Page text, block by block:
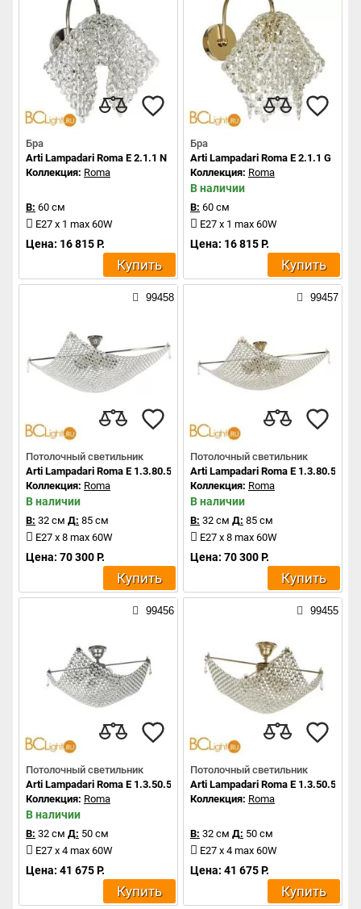
Бра
Arti Lampadari Roma E 2.1.1 N
Коллекция: Roma
В: 60 см
E27 x 1 max 60W
Цена: 16 815 Р.
Купить
Бра
Arti Lampadari Roma E 2.1.1 G
Коллекция: Roma
В наличии
В: 60 см
E27 x 1 max 60W
Цена: 16 815 Р.
Купить
99458
Потолочный светильник
Arti Lampadari Roma E 1.3.80.501 N
Коллекция: Roma
В наличии
В: 32 см Д: 85 см
E27 x 8 max 60W
Цена: 70 300 Р.
Купить
99457
Потолочный светильник
Arti Lampadari Roma E 1.3.80.501 G
Коллекция: Roma
В наличии
В: 32 см Д: 85 см
E27 x 8 max 60W
Цена: 70 300 Р.
Купить
99456
Потолочный светильник
Arti Lampadari Roma E 1.3.50.501 N
Коллекция: Roma
В наличии
В: 32 см Д: 50 см
E27 x 4 max 60W
Цена: 41 675 Р.
Купить
99455
Потолочный светильник
Arti Lampadari Roma E 1.3.50.501 G
Коллекция: Roma
В: 32 см Д: 50 см
E27 x 4 max 60W
Цена: 41 675 Р.
Купить